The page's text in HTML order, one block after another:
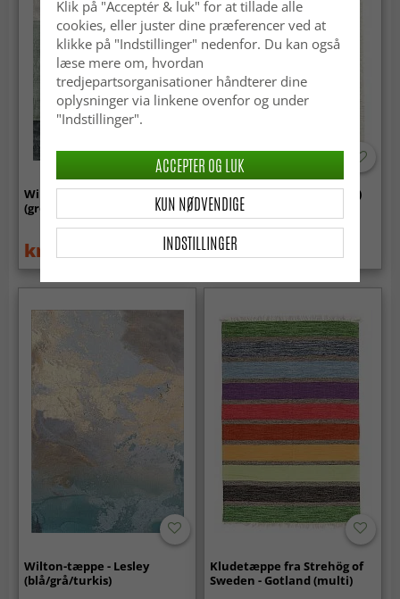
Wilton-tæppe - Barcelona
(grøn)
kr.999
Uldtæppe - Dhurry (natur)
kr.199
Wilton-tæppe - Lesley
(blå/grå/turkis)
Kludetæppe fra Strehög of
Sweden - Gotland (multi)
Klik på "Acceptér & luk" for at tillade alle
cookies, eller juster dine præferencer ved at
klikke på "Indstillinger" nedenfor. Du kan også
læse mere om, hvordan
tredjepartsorganisationer håndterer dine
oplysninger via linkene ovenfor og under
"Indstillinger".
INDSTILLINGER
KUN NØDVENDIGE
ACCEPTER OG LUK